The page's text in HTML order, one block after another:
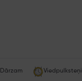
Dārzam Viedpulksteņi